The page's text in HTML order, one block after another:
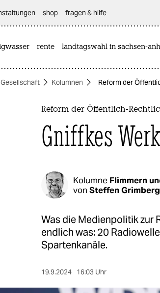
shop fragen & hilfe
rente landtagswahl in sachsen-
Gesellschaft Kolumnen Reform der
Reform der Öffentlich-
Gniffkes
Kolumne Flimmern
von Steffen Grimberg
Was die Medienpolitik zur
endlich was: 20
Spartenkanäle.
19.9.2024 16:03 Uhr